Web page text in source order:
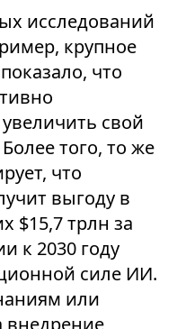
исследований
крупное
что
свой
того, то же
что
выгоду в
$15,7 трлн за
к 2030 году
силе ИИ.
или
внедрение